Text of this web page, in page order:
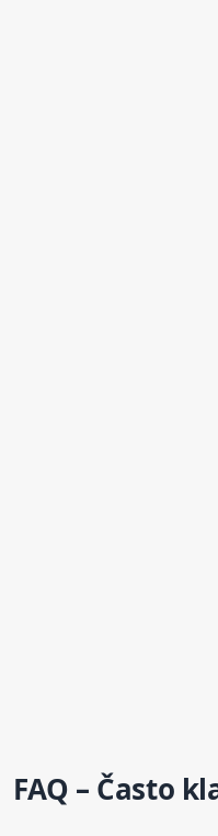
FAQ – Často